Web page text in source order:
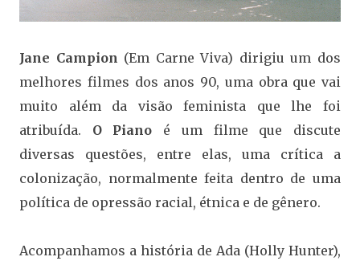
Jane Campion (Em Carne Viva) dirigiu um dos
melhores filmes dos anos 90, uma obra que vai
muito além da visão feminista que lhe foi
atribuída. O Piano é um filme que discute
diversas questões, entre elas, uma crítica a
colonização, normalmente feita dentro de uma
política de opressão racial, étnica e de gênero.
Acompanhamos a história de Ada (Holly Hunter),